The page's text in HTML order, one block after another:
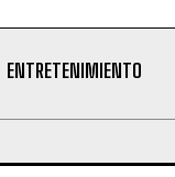
ENTRETENIMIENTO